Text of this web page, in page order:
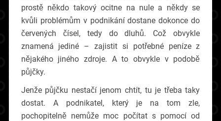
prostě někdo takový ocitne na nule a někdy se
kvůli problémům v podnikání dostane dokonce do
červených čísel, tedy do dluhů. Což obvykle
znamená jediné – zajistit si potřebné peníze z
nějakého jiného zdroje. A to obvykle v podobě
půjčky.
Jenže půjčku nestačí jenom chtít, tu je třeba taky
dostat. A podnikatel, který je na tom zle,
pochopitelně nemůže moc počítat s pomocí od